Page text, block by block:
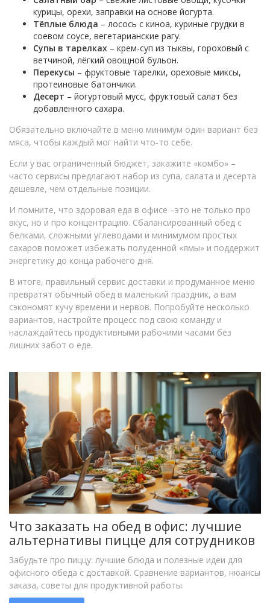
курицы, орехи, заправки на основе йогурта.
Тёплые блюда – лосось с киноа, куриные грудки в
соевом соусе, вегетарианские рагу.
Супы в тарелках – крем-суп из тыквы, гороховый с
ветчиной, лёгкий овощной бульон.
Перекусы – фруктовые тарелки, ореховые миксы,
протеиновые батончики.
Десерт – йогуртовый мусс, фруктовый салат без
добавленного сахара.
Обязательно включайте в меню минимум один вариант без
мяса, чтобы каждый мог найти что‑то себе.
Если у вас ограниченный бюджет, закажите «комбо» –
часто сервисы предлагают набор из супа, салата и десерта
дешевле, чем отдельные позиции.
И помните, что здоровая еда в офисе –это не только про
вкус, но и про концентрацию. Сбалансированный обед с
белками, сложными углеводами и минимумом простых
сахаров поможет избежать полуденной «ямы» и поддержит
энергетику до конца рабочего дня.
В итоге, правильный сервис доставки и продуманное меню
превратят обычный обед в маленький праздник, а вам
сэкономят кучу времени и нервов. Попробуйте несколько
вариантов, настройте процесс под свою команду и
наслаждайтесь продуктивными рабочими часами без
лишних забот о еде.
Что заказать на обед в офис: лучшие
альтернативы пицце для сотрудников
Забудьте про пиццу: лучшие блюда и полезные идеи для
офисного обеда с доставкой. Сравнение вариантов, нюансы
заказа, советы для продуктивной работы.